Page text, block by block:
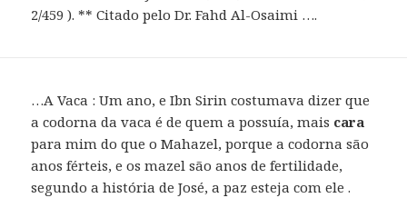
…A Vaca : Um ano, e Ibn Sirin costumava dizer que
a codorna da vaca é de quem a possuía, mais cara
para mim do que o Mahazel, porque a codorna são
anos férteis, e os mazel são anos de fertilidade,
segundo a história de José, a paz esteja com ele .